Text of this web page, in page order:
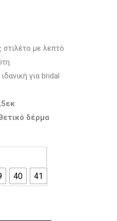
στιλέτο με λεπτό
για bridal
δέρμα
40 41